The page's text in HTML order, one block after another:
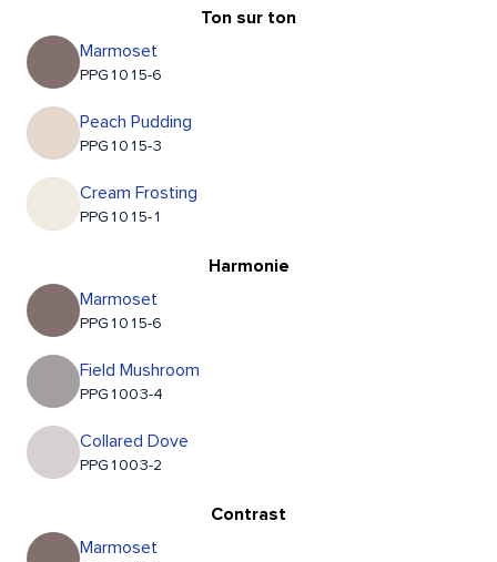
Ton sur ton
Marmoset
PPG1015-6
Peach Pudding
PPG1015-3
Cream Frosting
PPG1015-1
Harmonie
Marmoset
PPG1015-6
Field Mushroom
PPG1003-4
Collared Dove
PPG1003-2
Contrast
Marmoset